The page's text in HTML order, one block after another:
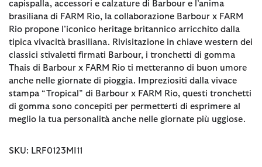
capispalla, accessori e calzature di Barbour e l’anima
brasiliana di FARM Rio, la collaborazione Barbour x FARM
Rio propone l’iconico heritage britannico arricchito dalla
tipica vivacità brasiliana. Rivisitazione in chiave western dei
classici stivaletti firmati Barbour, i tronchetti di gomma
Thais di Barbour x FARM Rio ti metteranno di buon umore
anche nelle giornate di pioggia. Impreziositi dalla vivace
stampa “Tropical” di Barbour x FARM Rio, questi tronchetti
di gomma sono concepiti per permetterti di esprimere al
meglio la tua personalità anche nelle giornate più uggiose.
SKU: LRF0123MI11